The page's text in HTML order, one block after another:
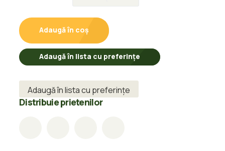
40x40mm
quantity
Adaugă în coș
Adaugă în lista cu preferințe
Adaugă în lista cu preferințe
Distribuie prietenilor